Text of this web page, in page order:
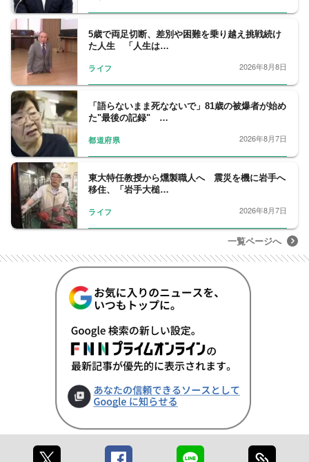
5歳で両足切断、差別や困難を乗り越え挑戦続け
た人生 「人生は…
ライフ 2026年8月8日
「語らないまま死なないで」81歳の被爆者が始め
た"最後の記録" …
都道府県 2026年8月7日
東大特任教授から燻製職人へ 震災を機に岩手へ
移住、「岩手大槌…
ライフ 2026年8月7日
一覧ページへ